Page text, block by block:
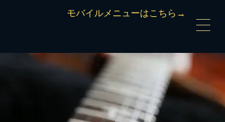
モバイルメニューはこちら→